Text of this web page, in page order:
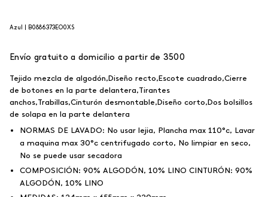
Azul | B0886373EO0XS
Envío gratuito a domicilio a partir de 3500
Tejido mezcla de algodón,Diseño recto,Escote cuadrado,Cierre
de botones en la parte delantera,Tirantes
anchos,Trabillas,Cinturón desmontable,Diseño corto,Dos bolsillos
de solapa en la parte delantera
NORMAS DE LAVADO: No usar lejia, Plancha max 110°c, Lavar
a maquina max 30°c centrifugado corto, No limpiar en seco,
No se puede usar secadora
COMPOSICIÓN: 90% ALGODÓN, 10% LINO CINTURÓN: 90%
ALGODÓN, 10% LINO